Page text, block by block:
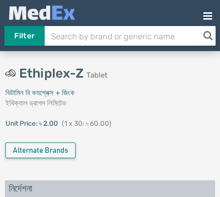
Filter
Ethiplex-Z Tablet
ভিটামিন বি কমপ্লেক্স + জিংক
ইথিক্যাল ড্রাগস লিমিটেড
Unit Price: ৳ 2.00 (1 x 30: ৳ 60.00)
Alternate Brands
নির্দেশনা